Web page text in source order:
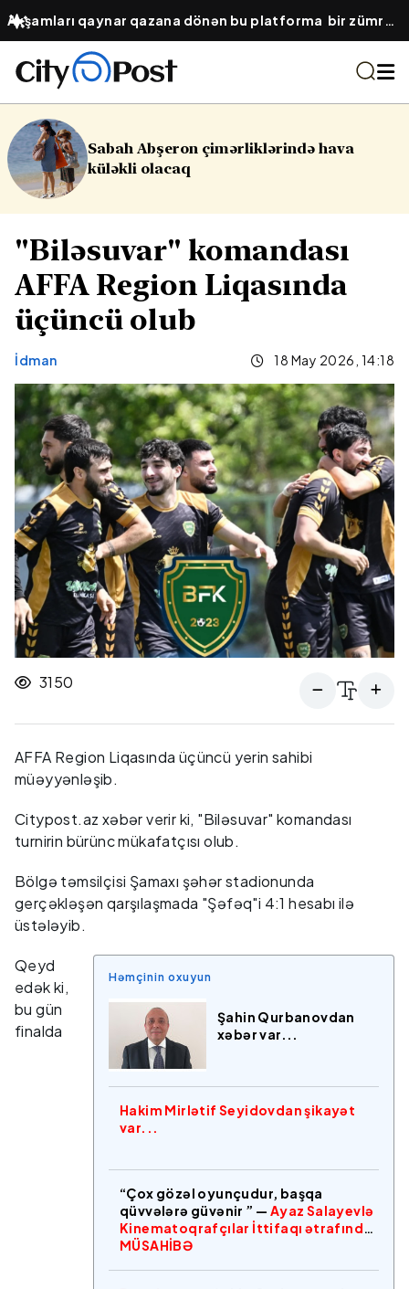
Axşamları qaynar qazana dönən bu platforma bir zümrə
qadınlarla dolu olur...
çimərliklərində hava
16 yaşlı
"Biləsuvar" komandası
AFFA Region Liqasında
üçüncü olub
İdman 18 May 2026, 14:18
3150
AFFA Region Liqasında üçüncü yerin sahibi
müəyyənləşib.
Citypost.az xəbər verir ki, "Biləsuvar" komandası
turnirin bürünc mükafatçısı olub.
Bölgə təmsilçisi Şamaxı şəhər stadionunda
gerçəkləşən qarşılaşmada "Şəfəq"i 4:1 hesabı ilə
üstələyib.
Həmçinin oxuyun
Şahin Qurbanovdan
xəbər var...
Hakim Mirlətif Seyidovdan şikayət
var...
“Çox gözəl oyunçudur, başqa
qüvvələrə güvənir ” — Ayaz Salayevlə
Kinematoqrafçılar İttifaqı ətrafında
MÜSAHİBƏ
Qeyd
edək ki,
bu gün
finalda